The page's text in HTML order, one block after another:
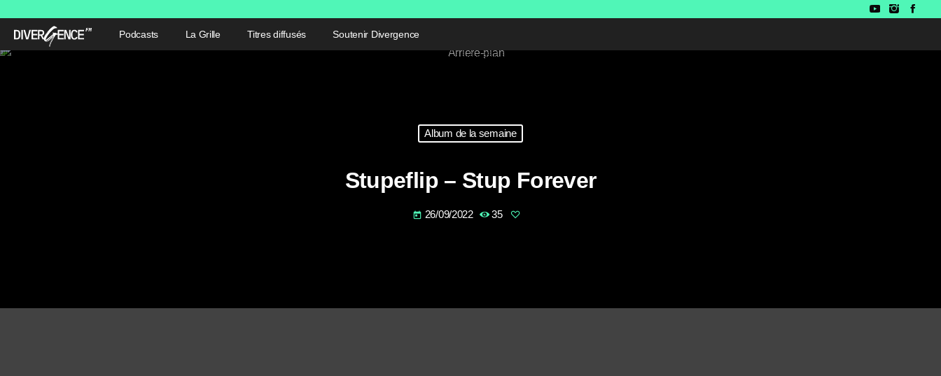
Podcasts La Grille Titres diffusés Soutenir Divergence
Album de la semaine
Stupeflip – Stup Forever
today 26/09/2022 35